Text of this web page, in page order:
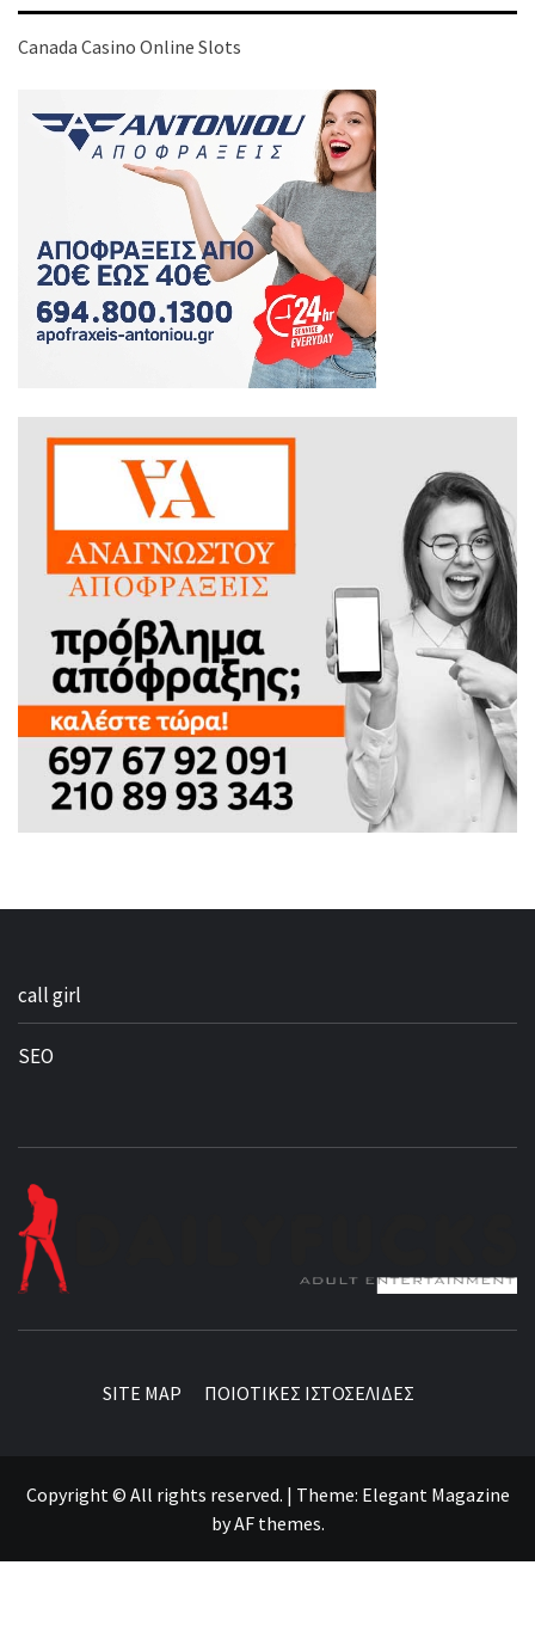
Canada Casino Online Slots
call girl
SEO
SITE MAP ΠΟΙΟΤΙΚΕΣ ΙΣΤΟΣΕΛΙΔΕΣ
Copyright © All rights reserved. | Theme: Elegant Magazine
byAF themes.